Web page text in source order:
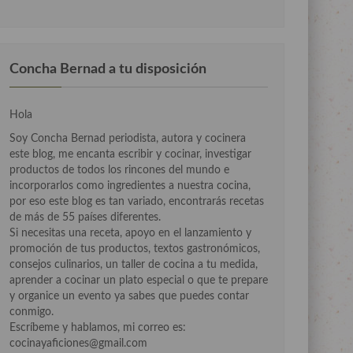
Concha Bernad a tu disposición
Hola
Soy Concha Bernad periodista, autora y cocinera
este blog, me encanta escribir y cocinar, investigar
productos de todos los rincones del mundo e
incorporarlos como ingredientes a nuestra cocina,
por eso este blog es tan variado, encontrarás recetas
de más de 55 países diferentes.
Si necesitas una receta, apoyo en el lanzamiento y
promoción de tus productos, textos gastronómicos,
consejos culinarios, un taller de cocina a tu medida,
aprender a cocinar un plato especial o que te prepare
y organice un evento ya sabes que puedes contar
conmigo.
Escríbeme y hablamos, mi correo es:
cocinayaficiones@gmail.com